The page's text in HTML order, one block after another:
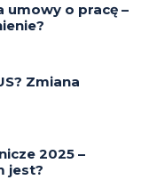
umowy o pracę –
Zmiana
2025 –
jest?